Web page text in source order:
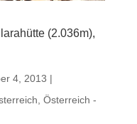
(2.036m),
4, 2013 |
Österreich -